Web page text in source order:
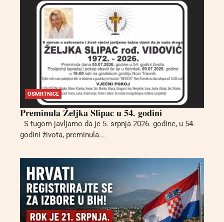
OSMRTNICE
Preminula Željka Slipac u 54. godini
S tugom javljamo da je 5. srpnja 2026. godine, u 54.
godini života, preminula...